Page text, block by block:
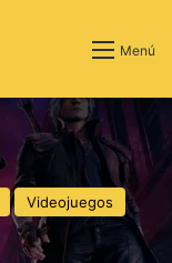
Menú
Videojuegos